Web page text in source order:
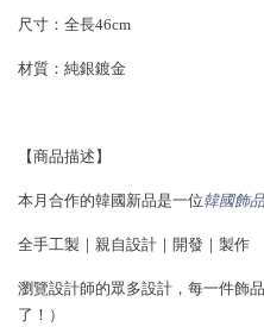
尺寸：全長46cm
材質： 純銀鍍金
【商品描述】
本月合作的韓國新品是一位韓國飾
全手工製｜親自設計｜開發｜製作
瀏覽設計師的眾多設計，每一件飾
了！）